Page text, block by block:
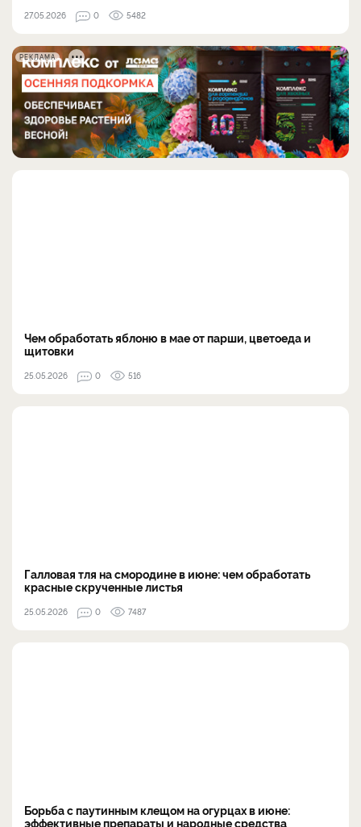
27.05.2026 0 5482
РЕКЛАМА
Чем обработать яблоню в мае от парши, цветоеда и
щитовки
25.05.2026 0 516
Галловая тля на смородине в июне: чем обработать
красные скрученные листья
25.05.2026 0 7487
Борьба с паутинным клещом на огурцах в июне:
эффективные препараты и народные средства